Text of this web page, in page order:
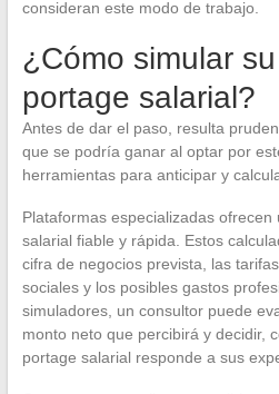
consideran este modo de trabajo.
¿Cómo simular
portage salarial?
Antes de dar el paso, resulta
que se podría ganar al optar por
herramientas para anticipar y
Plataformas especializadas
salarial fiable y rápida. Estos
cifra de negocios prevista, las
sociales y los posibles gastos
simuladores, un consultor puede
monto neto que percibirá y decidir,
portage salarial responde a sus